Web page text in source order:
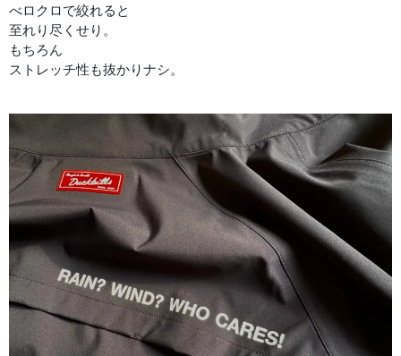
べロクロで絞れると
至れり尽くせり。
もちろん
ストレッチ性も抜かりナシ。